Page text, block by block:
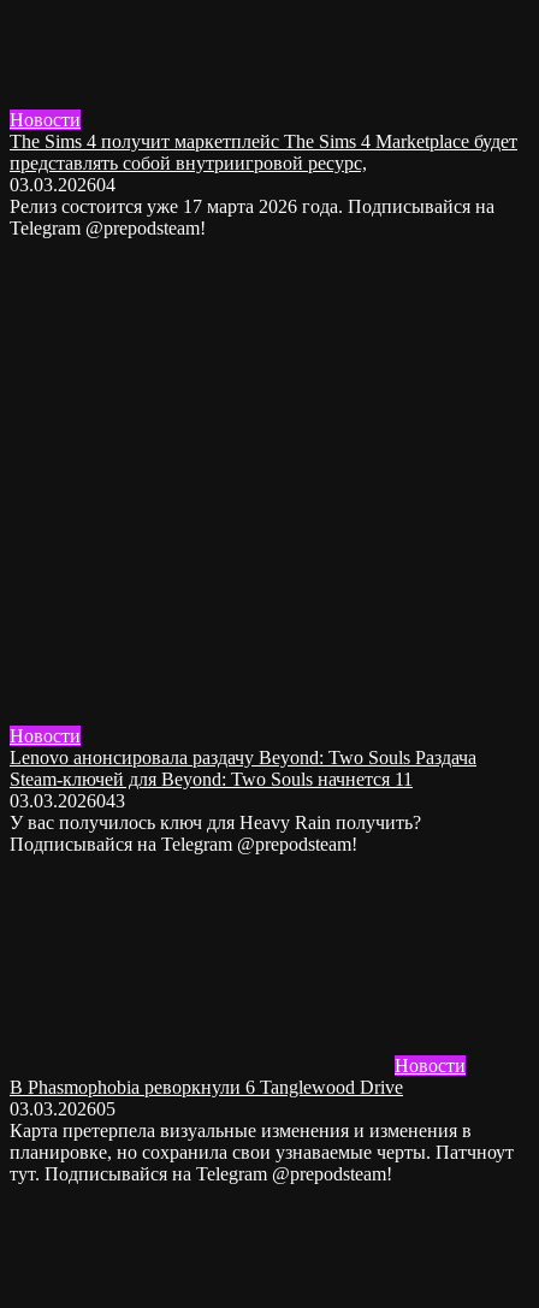
Новости
The Sims 4 получит маркетплейс The Sims 4 Marketplace будет
представлять собой внутриигровой ресурс,
03.03.202604
Релиз состоится уже 17 марта 2026 года. Подписывайся на
Telegram @prepodsteam!
Новости
Lenovo анонсировала раздачу Beyond: Two Souls Раздача
Steam-ключей для Beyond: Two Souls начнется 11
03.03.2026043
У вас получилось ключ для Heavy Rain получить?
Подписывайся на Telegram @prepodsteam!
Новости
В Phasmophobia реворкнули 6 Tanglewood Drive
03.03.202605
Карта претерпела визуальные изменения и изменения в
планировке, но сохранила свои узнаваемые черты. Патчноут
тут. Подписывайся на Telegram @prepodsteam!